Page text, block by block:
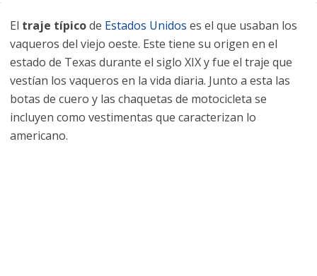
El traje típicode Estados Unidos es el que usaban los
vaqueros del viejo oeste. Este tiene su origen en el
estado de Texas durante el siglo XIX y fue el traje que
vestían los vaqueros en la vida diaria. Junto a esta las
botas de cuero y las chaquetas de motocicleta se
incluyen como vestimentas que caracterizan lo
americano.